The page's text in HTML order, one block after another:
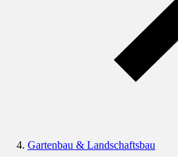
Gartenbau & Landschaftsbau